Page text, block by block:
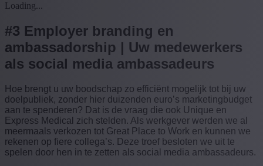
Loading...
#3 Employer branding en
ambassadorship | Uw medewerkers
als social media ambassadeurs
Hoe brengt u uw boodschap zo efficiënt mogelijk tot bij uw
doelpubliek, zonder hier duizenden euro’s marketingbudget
aan te spenderen? Dat is de vraag die ook Unique en
Express Medical zich stelden. Als werkgever werden we al
meermaals verkozen tot Great Place to Work en kunnen we
rekenen op fiere collega’s. Deze troef besloten we uit te
spelen door hen in te zetten als social media ambassadeurs.